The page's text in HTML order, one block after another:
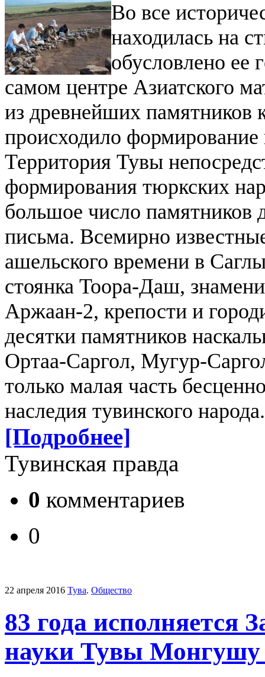
Во все
находилась на
обусловлено ее
самом центре Азиатского
из древнейших
происходило формирование
Территория Тувы
формирования тюркских
большое число памятников
письма. Всемирно
ашельского времени в
стоянка Тоора-Даш,
Аржаан-2, крепости и
десятки памятников
Ортаа-Саргол, Мугур-
только малая часть
наследия тувинского народа.
[Подробнее]
Тувинская правда
0 комментариев
0
22 апреля 2016 Тува. Общество
83 года исполняется
науки Тувы